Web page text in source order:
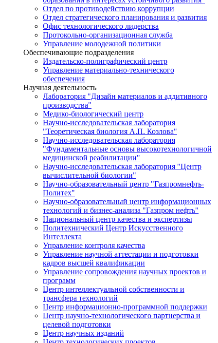
Отдел по противодействию коррупции
Отдел стратегического планирования и развития
Офис технологического лидерства
Протокольно-организационная служба
Управление молодежной политики
Обеспечивающие подразделения
Издательско-полиграфический центр
Управление материально-технического
обеспечения
Научная деятельность
Лаборатория "Дизайн материалов и аддитивного
производства"
Медико-биологический центр
Научно-исследовательская лаборатория
"Теоретическая биология А.П. Козлова"
Научно-исследовательская лаборатория
"Фундаментальные основы высокотехнологичной
медицинской реабилитации"
Научно-исследовательская лаборатория "Центр
вычислительной биологии"
Научно-образовательный центр "Газпромнефть-
Политех"
Научно-образовательный центр информационных
технологий и бизнес-анализа "Газпром нефть"
Национальный центр качества и экспертизы
Политехнический Центр Искусственного
Интеллекта
Управление контроля качества
Управление научной аттестации и подготовки
кадров высшей квалификации
Управление сопровождения научных проектов и
программ
Центр интеллектуальной собственности и
трансфера технологий
Центр информационно-программной поддержки
Центр научно-технологического партнерства и
целевой подготовки
Центр научных изданий